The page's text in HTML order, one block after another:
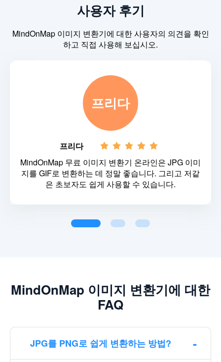
사용자 후기
MindOnMap 이미지 변환기에 대한 사용자의 의견을 확인
하고 직접 사용해 보십시오.
프리다
프리다
MindOnMap 무료 이미지 변환기 온라인은 JPG 이미
지를 GIF로 변환하는 데 정말 좋습니다. 그리고 저같
은 초보자도 쉽게 사용할 수 있습니다.
MindOnMap 이미지 변환기에 대한
FAQ
JPG를 PNG로 쉽게 변환하는 방법?